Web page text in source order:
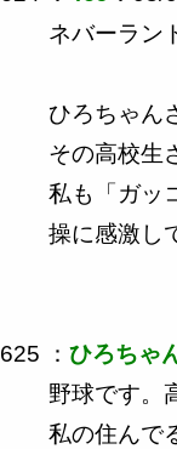
ネバーラン
ひろちゃん
その高校生
私も「ガッ
操に感激し
625 ： ひろちゃ
野球です。
私の住んで